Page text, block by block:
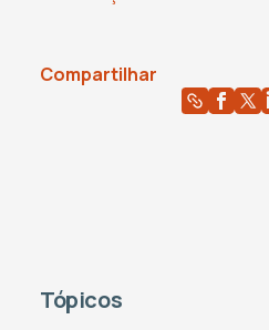
Compartilhar
Tópicos